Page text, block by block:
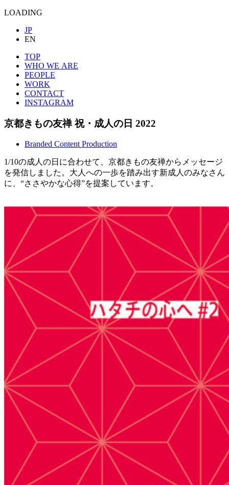
LOADING
JP
EN
TOP
WHO WE ARE
PEOPLE
WORK
CONTACT
INSTAGRAM
京都きもの友禅 祝・成人の日 2022
Branded Content Production
1/10の成人の日に合わせて、京都きもの友禅からメッセージ
を発信しました。大人への一歩を踏み出す新成人のみなさん
に、“ささやかな心得”を提案しています。